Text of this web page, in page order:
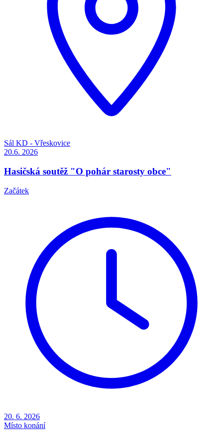
Sál KD - Vřeskovice
20.6. 2026
Hasičská soutěž "O pohár starosty obce"
Začátek
20. 6. 2026
Místo konání